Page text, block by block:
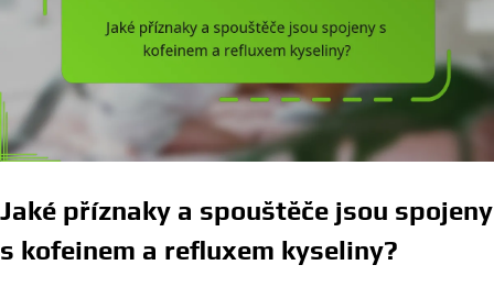
Jaké příznaky a spouštěče jsou spojeny
s kofeinem a refluxem kyseliny?